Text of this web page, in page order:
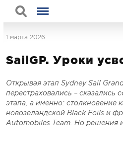
1 марта 2026
SailGP. Уроки
Открывая этап Sydney Sail
перестраховались – сказались
этапа, а именно: столкновение
новозеландской Black Foils и
Automobiles Team. Но решения